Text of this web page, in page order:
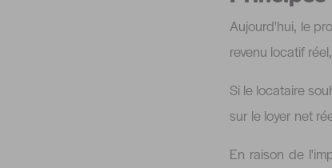
Aujourd'hui, le
revenu locatif
Si le locataire
sur le loyer net
En raison de